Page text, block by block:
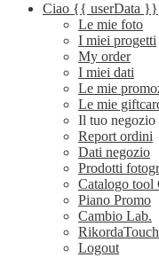
Ciao {{ userData }}
Le mie foto
I miei progetti
My order
I miei dati
Le mie
Le mie
Il tuo negozio
Report ordini
Dati negozio
Prodotti
Catalogo tool
Piano Promo
Cambio Lab.
RikordaTouch
Logout